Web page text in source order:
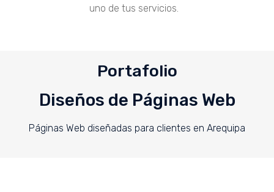
uno de tus servicios.
Portafolio
Diseños de Páginas Web
Páginas Web diseñadas para clientes en Arequipa